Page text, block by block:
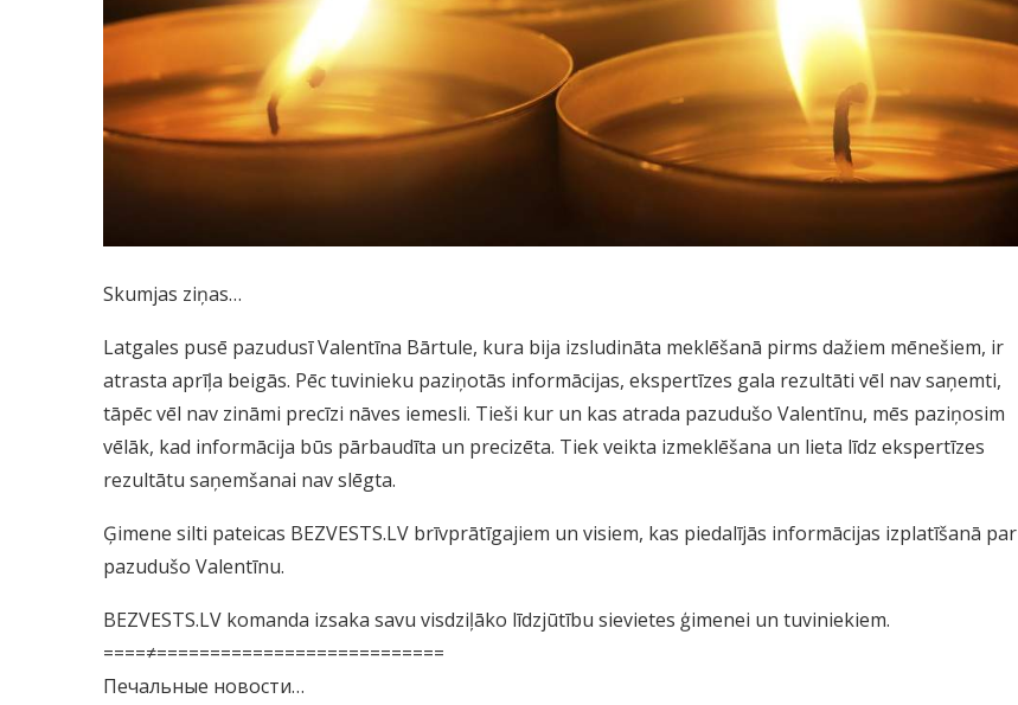
Skumjas ziņas…
Latgales pusē pazudusī Valentīna Bārtule, kura bija izsludināta meklēšanā pirms dažiem mēnešiem, ir
atrasta aprīļa beigās. Pēc tuvinieku paziņotās informācijas, ekspertīzes gala rezultāti vēl nav saņemti,
tāpēc vēl nav zināmi precīzi nāves iemesli. Tieši kur un kas atrada pazudušo Valentīnu, mēs paziņosim
vēlāk, kad informācija būs pārbaudīta un precizēta. Tiek veikta izmeklēšana un lieta līdz ekspertīzes
rezultātu saņemšanai nav slēgta.
Ģimene silti pateicas BEZVESTS.LV brīvprātīgajiem un visiem, kas piedalījās informācijas izplatīšanā par
pazudušo Valentīnu.
BEZVESTS.LV komanda izsaka savu visdziļāko līdzjūtību sievietes ģimenei un tuviniekiem.
====≠===========================
Печальные новости…